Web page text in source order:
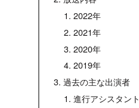
2022年
2021年
2020年
2019年
過去の主な出演者
進行アシスタント